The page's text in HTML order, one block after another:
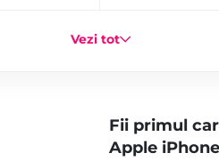
Vezi tot
Fii primul
Apple iPhone